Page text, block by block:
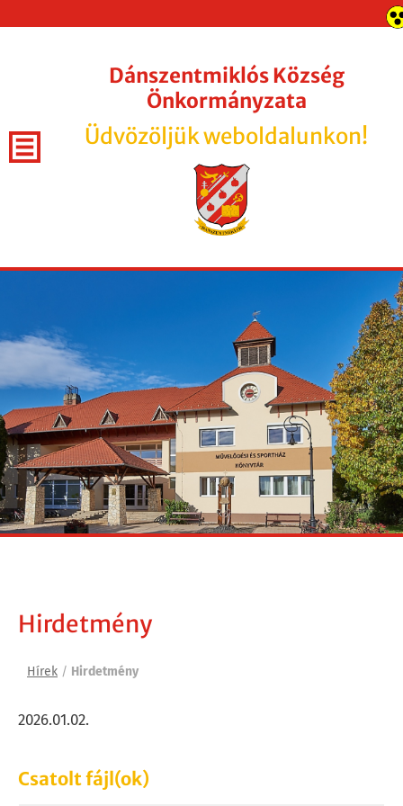
Dánszentmiklós Község
Önkormányzata
Üdvözöljük weboldalunkon!
Hirdetmény
Hírek / Hirdetmény
2026.01.02.
Csatolt fájl(ok)